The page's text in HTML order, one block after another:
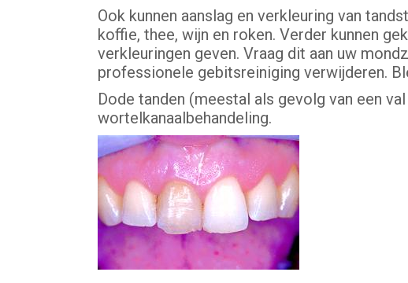
Ook kunnen aanslag en verkleuring van
koffie, thee, wijn en roken. Verder kunnen
verkleuringen geven. Vraag dit aan uw
professionele gebitsreiniging verwijderen.
Dode tanden (meestal als gevolg van een
wortelkanaalbehandeling.